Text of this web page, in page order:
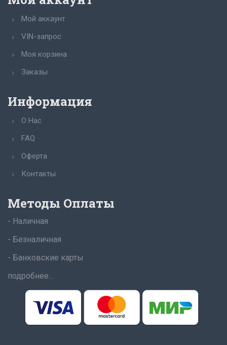
Мой аккаунт
VIN-запрос
Моя корзина
Заказы
Информация
О Нас
FAQ
Оферта
Контакты
Методы Оплаты
- Наличная
- Безналичная
- Банковские карты
подробнее...